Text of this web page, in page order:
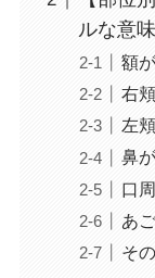
ルな意
額
右
左
鼻
口
あ
そ